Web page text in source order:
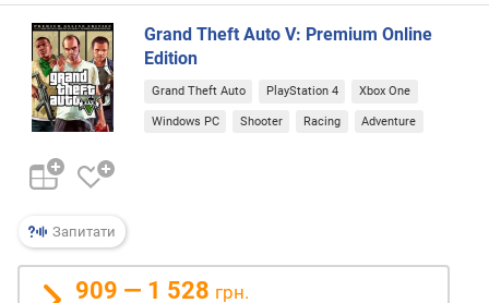
х
д
о
д
е
ш
в
и
з
а
Запитати
Grand Theft Auto V: Premium Online
Edition
Grand Theft Auto PlayStation 4 Xbox One
Windows PC Shooter Racing Adventure
909 — 1 528 грн.